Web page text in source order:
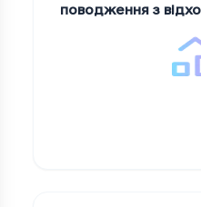
поводження з
на 1